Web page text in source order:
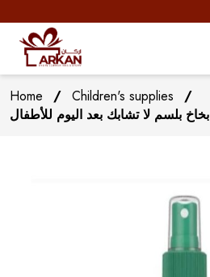
Home / Children's supplies /
بلسم لا تشابك بعد اليوم للأطفال